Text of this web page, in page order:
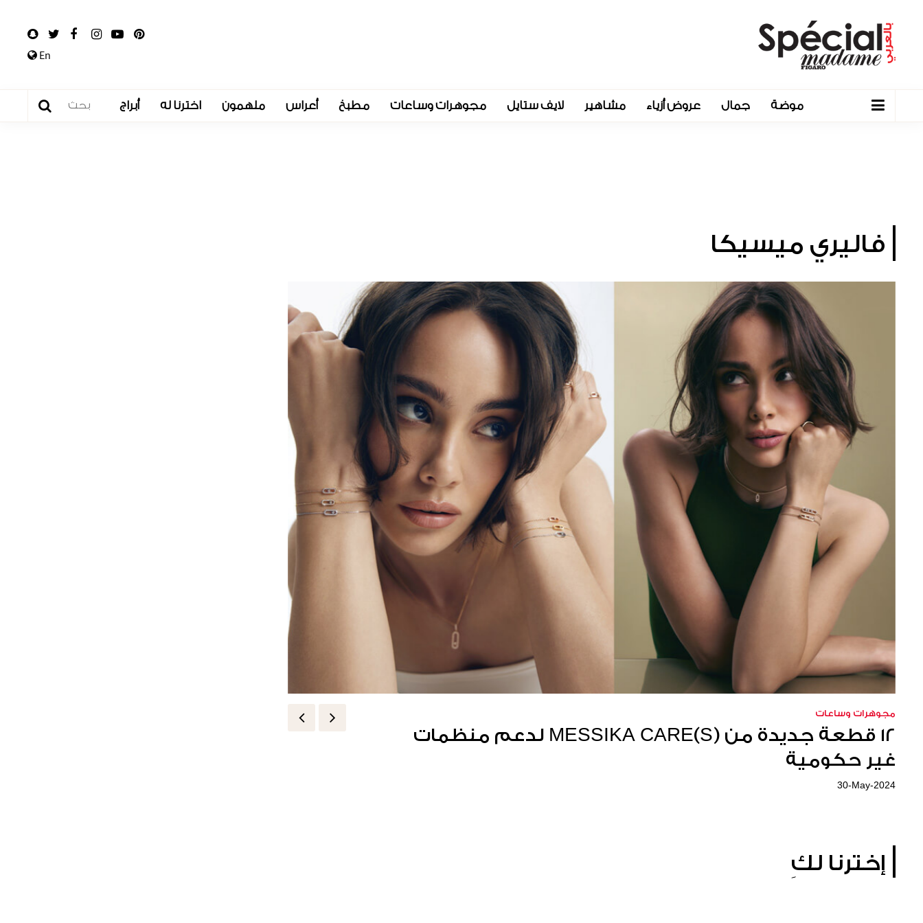
En
موضة جمال عروض أزياء مشاهير لايف ستايل مجوهرات وساعات مطبخ أعراس ملهمون اخترنا له أبراج
فاليري ميسيكا
مجوهرات وساعات
12 قطعة جديدة من MESSIKA CARE(S) لدعم منظمات
غير حكومية
30-May-2024
إخترنا لكِ